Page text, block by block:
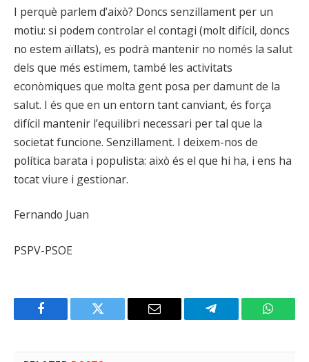
I perquè parlem d’això? Doncs senzillament per un
motiu: si podem controlar el contagi (molt difícil, doncs
no estem aïllats), es podrà mantenir no només la salut
dels que més estimem, també les activitats
econòmiques que molta gent posa per damunt de la
salut. I és que en un entorn tant canviant, és força
difícil mantenir l’equilibri necessari per tal que la
societat funcione. Senzillament. I deixem-nos de
política barata i populista: això és el que hi ha, i ens ha
tocat viure i gestionar.
Fernando Juan
PSPV-PSOE
Facebook Twitter Email Telegram